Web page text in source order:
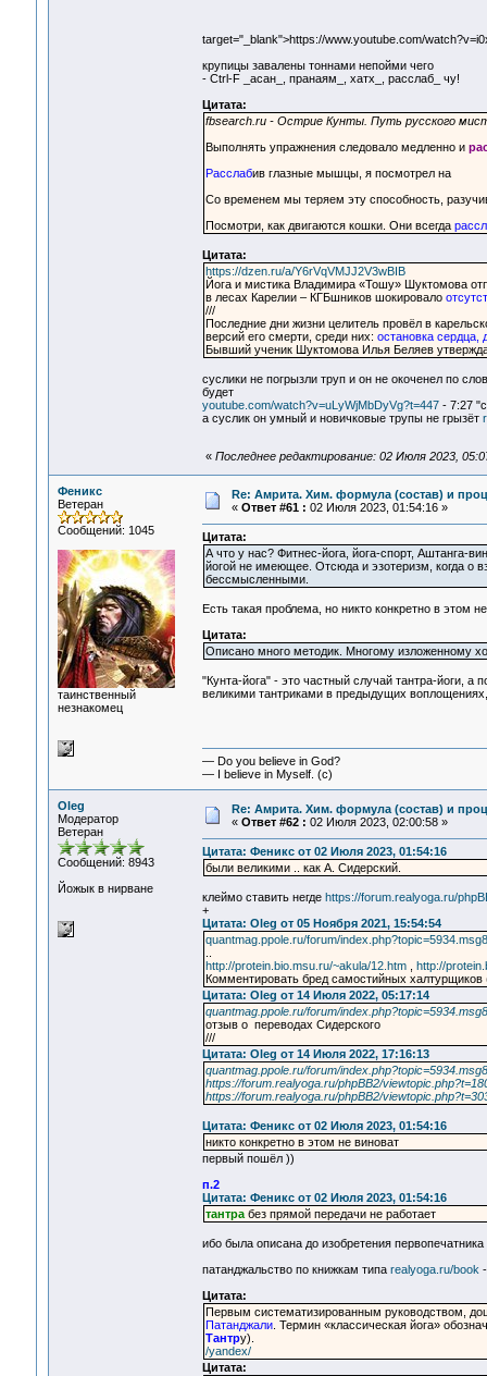
target="_blank">https://www.youtube.com/
крупицы завалены тоннами непойми чего
- Ctrl-F _асан_, пранаям_, хатх_, расслаб_ чу!
Цитата:
fbsearch.ru - Острие Кунты. Путь русского
Выполнять упражнения следовало медленно и
Расслабив глазные мышцы, я посмотрел на
Со временем мы теряем эту способность,
Посмотри, как двигаются кошки. Они всегда
Цитата:
https://dzen.ru/a/Y6rVqVMJJ2V3wBIB
Йога и мистика Владимира «Тошу» Шуктомова
в лесах Карелии – КГБшников шокировало
///
Последние дни жизни целитель провёл в
версий его смерти, среди них: остановка сердца,
Бывший ученик Шуктомова Илья Беляев
суслики не погрызли труп и он не окоченел по
будет
youtube.com/watch?v=uLyWjMbDyVg?t=447- 7:27
а суслик он умный и новичковые трупы не грызёт
« Последнее редактирование: 02 Июля 2023,
Феникс
Ветеран
Сообщений: 1045
таинственный
незнакомец
Re: Амрита. Хим. формула (состав) и
« Ответ #61 : 02 Июля 2023, 01:54:16 »
Цитата:
А что у нас? Фитнес-йога, йога-спорт, Аштанга-
йогой не имеющее. Отсюда и эзотеризм, когда о
бессмысленными.
Есть такая проблема, но никто конкретно в этом
Цитата:
Описано много методик. Многому изложенному
"Кунта-йога" - это частный случай тантра-йоги,
великими тантриками в предыдущих
— Do you believe in God?
— I believe in Myself. (c)
Oleg
Модератор
Ветеран
Сообщений: 8943
Йожык в нирване
Re: Амрита. Хим. формула (состав) и
« Ответ #62 : 02 Июля 2023, 02:00:58 »
Цитата: Феникс от 02 Июля 2023, 01:54:16
были великими .. как А. Сидерский.
клеймо ставить негде https://forum.realyoga.ru/
+
Цитата: Oleg от 05 Ноября 2021, 15:54:54
quantmag.ppole.ru/forum/
http://protein.bio.msu.ru/~akula/12.htm,
http://
Комментировать бред самостийных халтурщиков
Цитата: Oleg от 14 Июля 2022, 05:17:14
quantmag.ppole.ru/forum/
отзыв о переводах Сидерского
///
Цитата: Oleg от 14 Июля 2022, 17:16:13
quantmag.ppole.ru/forum/
https://forum.realyoga.ru/phpBB2/
https://forum.realyoga.ru/phpBB2/
Цитата: Феникс от 02 Июля 2023, 01:54:16
никто конкретно в этом не виноват
первый пошёл ))
п.2
Цитата: Феникс от 02 Июля 2023, 01:54:16
тантрабез прямой передачи не работает
ибо была описана до изобретения
патанджальство по книжкам типа realyoga.ru/book
Цитата:
Первым систематизированным руководством,
Патанджали. Термин «классическая йога»
Тантру).
/yandex/
Цитата: